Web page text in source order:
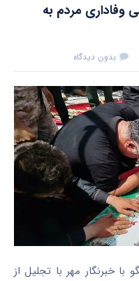
وفاداری مردم به
بدون دیدگاه
خبرنگار مهر با تجلیل از